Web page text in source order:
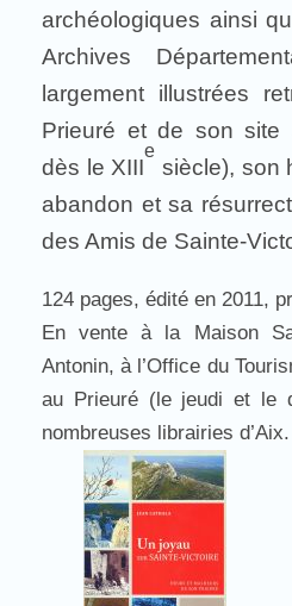
archéologiques ainsi
Archives
largement illustrées
Prieuré et de son site
dès le XIII
e
siècle), son
abandon et sa
des Amis de Sainte-
124 pages, édité en 2011,
En vente à la Maison
Antonin, à l’Office du
au Prieuré (le jeudi et le
nombreuses librairies d’Aix.